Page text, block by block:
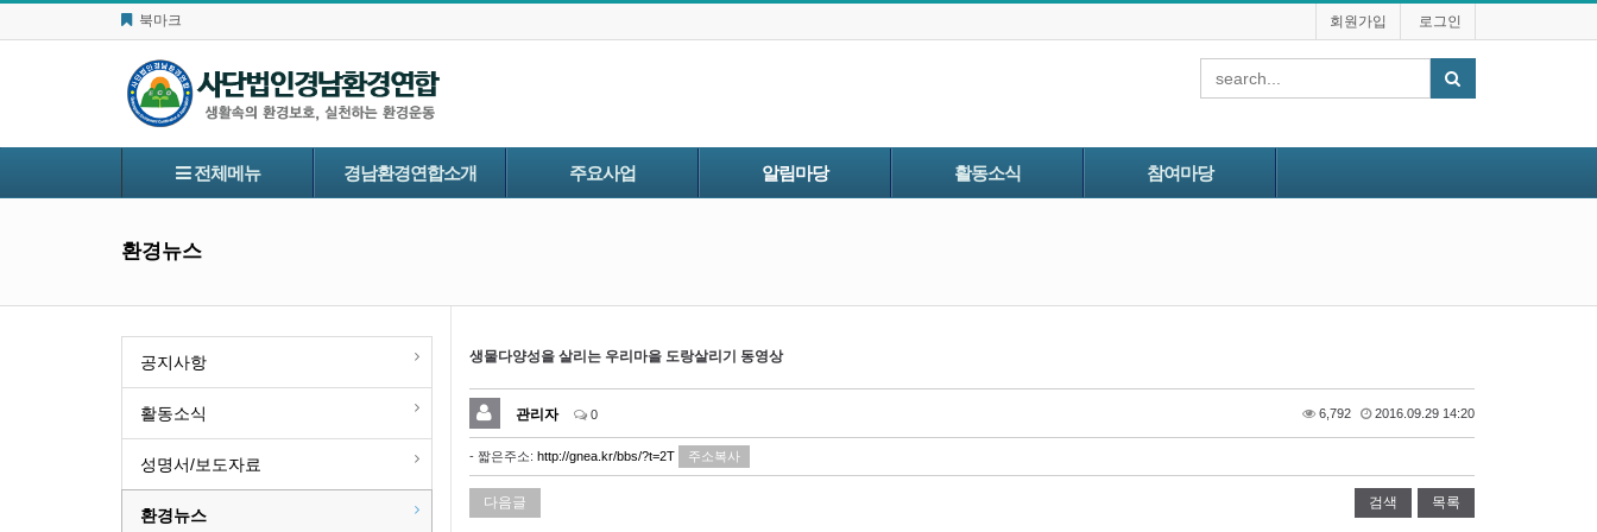
북마크 회원가입 로그인
전체메뉴 경남환경연합소개 주요사업 알림마당 활동소식 참여마당
환경뉴스
공지사항
활동소식
성명서/보도자료
환경뉴스
생물다양성을 살리는 우리마을 도랑살리기 동영상
관리자 0 6,792 2016.09.29 14:20
- 짧은주소: http://gnea.kr/bbs/?t=2T 주소복사
다음글 검색 목록